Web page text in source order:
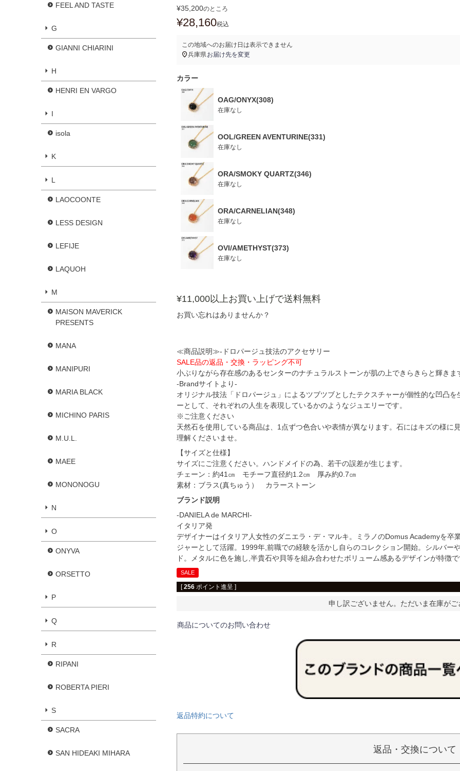
FEEL AND TASTE
G
GIANNI CHIARINI
H
HENRI EN VARGO
I
isola
K
L
LAOCOONTE
LESS DESIGN
LEFIJE
LAQUOH
M
MAISON MAVERICK
PRESENTS
MANA
MANIPURI
MARIA BLACK
MICHINO PARIS
M.U.L.
MAEE
MONONOGU
N
O
ONYVA
ORSETTO
P
Q
R
RIPANI
ROBERTA PIERI
S
SACRA
SAN HIDEAKI MIHARA
¥35,200のところ
¥28,160税込
この地域へのお届け日は表示できません
兵庫県お届け先を変更
カラー
OAG/ONYX(308)
在庫なし
OOL/GREEN AVENTURINE(331)
在庫なし
ORA/SMOKY QUARTZ(346)
在庫なし
ORA/CARNELIAN(348)
在庫なし
OVI/AMETHYST(373)
在庫なし
¥11,000以上お買い上げで送料無料
お買い忘れはありませんか？
≪商品説明≫-ドロパージュ技法のアクセサリー
SALE品の返品・交換・ラッピング不可
小ぶりながら存在感のあるセンターのナチュラルストーンが肌の上できらきらと輝きま
-Brandサイトより-
オリジナル技法「ドロパージュ」によるツブツブとしたテクスチャーが個性的な凹凸
ーとして、それぞれの人生を表現しているかのようなジュエリーです。
※ご注意ください
天然石を使用している商品は、1点ずつ色合いや表情が異なります。石にはキズの様に
理解くださいませ。
【サイズと仕様】
サイズにご注意ください。ハンドメイドの為、若干の誤差が生じます。
チェーン：約41㎝ モチーフ直径約1.2㎝ 厚み約0.7㎝
素材：ブラス(真ちゅう） カラーストーン
ブランド説明
-DANIELA de MARCHI-
イタリア発
デザイナーはイタリア人女性のダニエラ・デ・マルキ。ミラノのDomus Academyを
ジャーとして活躍。1999年,前職での経験を活かし自らのコレクション開始。シルバー
ド。メタルに色を施し,半貴石や貝等を組み合わせたボリューム感あるデザインが特徴で
SALE
[ 256 ポイント進呈 ]
申し訳ございません。ただいま在庫がご
商品についてのお問い合わせ
返品特約について
返品・交換について